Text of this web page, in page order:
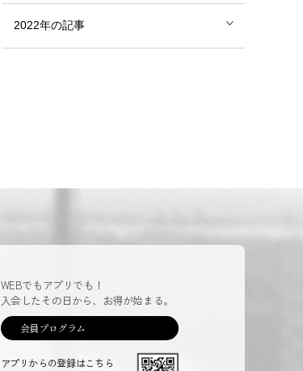
2022年の記事
WEBでもアプリでも！
入会したその日から、お得が始まる。
会員プログラム
アプリからの登録はこちら